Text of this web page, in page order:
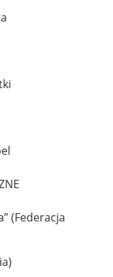
(Federacja